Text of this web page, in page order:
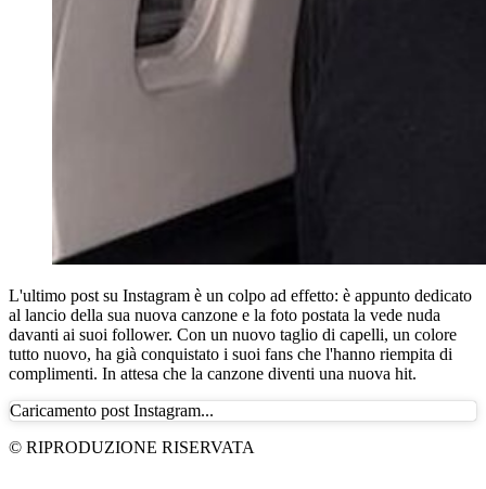
L'ultimo post su Instagram è un colpo ad effetto: è appunto dedicato
al lancio della sua nuova canzone e la foto postata la vede nuda
davanti ai suoi follower. Con un nuovo taglio di capelli, un colore
tutto nuovo, ha già conquistato i suoi fans che l'hanno riempita di
complimenti. In attesa che la canzone diventi una nuova hit.
Caricamento post Instagram...
© RIPRODUZIONE RISERVATA